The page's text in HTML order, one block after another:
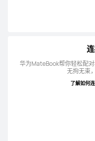
华为MateBook帮你轻松配
无拘无束
了解如何